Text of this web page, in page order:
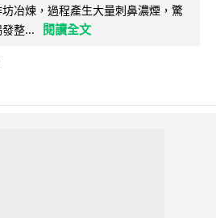
冶煉，過程產生大量刺鼻濃煙，驚
整...
閱讀全文